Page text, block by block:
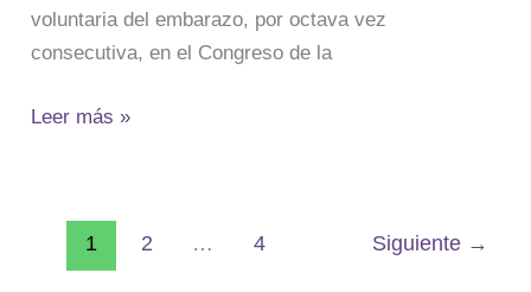
voluntaria del embarazo, por octava vez
consecutiva, en el Congreso de la
Seguro
Leer más »
1 2 … 4 Siguiente →